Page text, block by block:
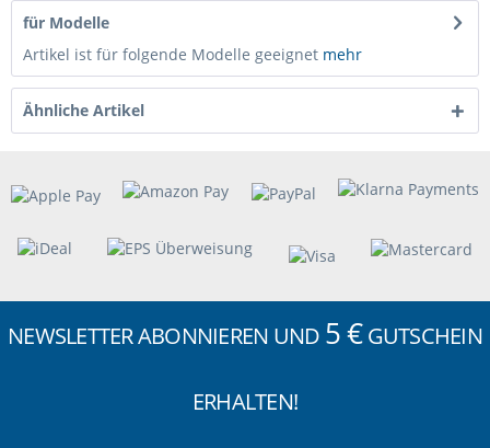
für Modelle
Artikel ist für folgende Modelle geeignet mehr
Ähnliche Artikel
NEWSLETTER ABONNIEREN UND 5 €GUTSCHEIN
ERHALTEN!